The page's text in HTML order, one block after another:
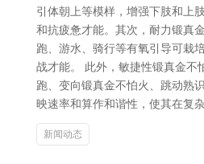
引体朝上等模样，增强下肢和上
和抗疲惫才能。其次，耐力锻真
跑、游水、骑行等有氧引导可栽
战才能。 此外，敏捷性锻真金不
跑、变向锻真金不怕火、跳动熟
映速率和算作和谐性，使其在复
新闻动态